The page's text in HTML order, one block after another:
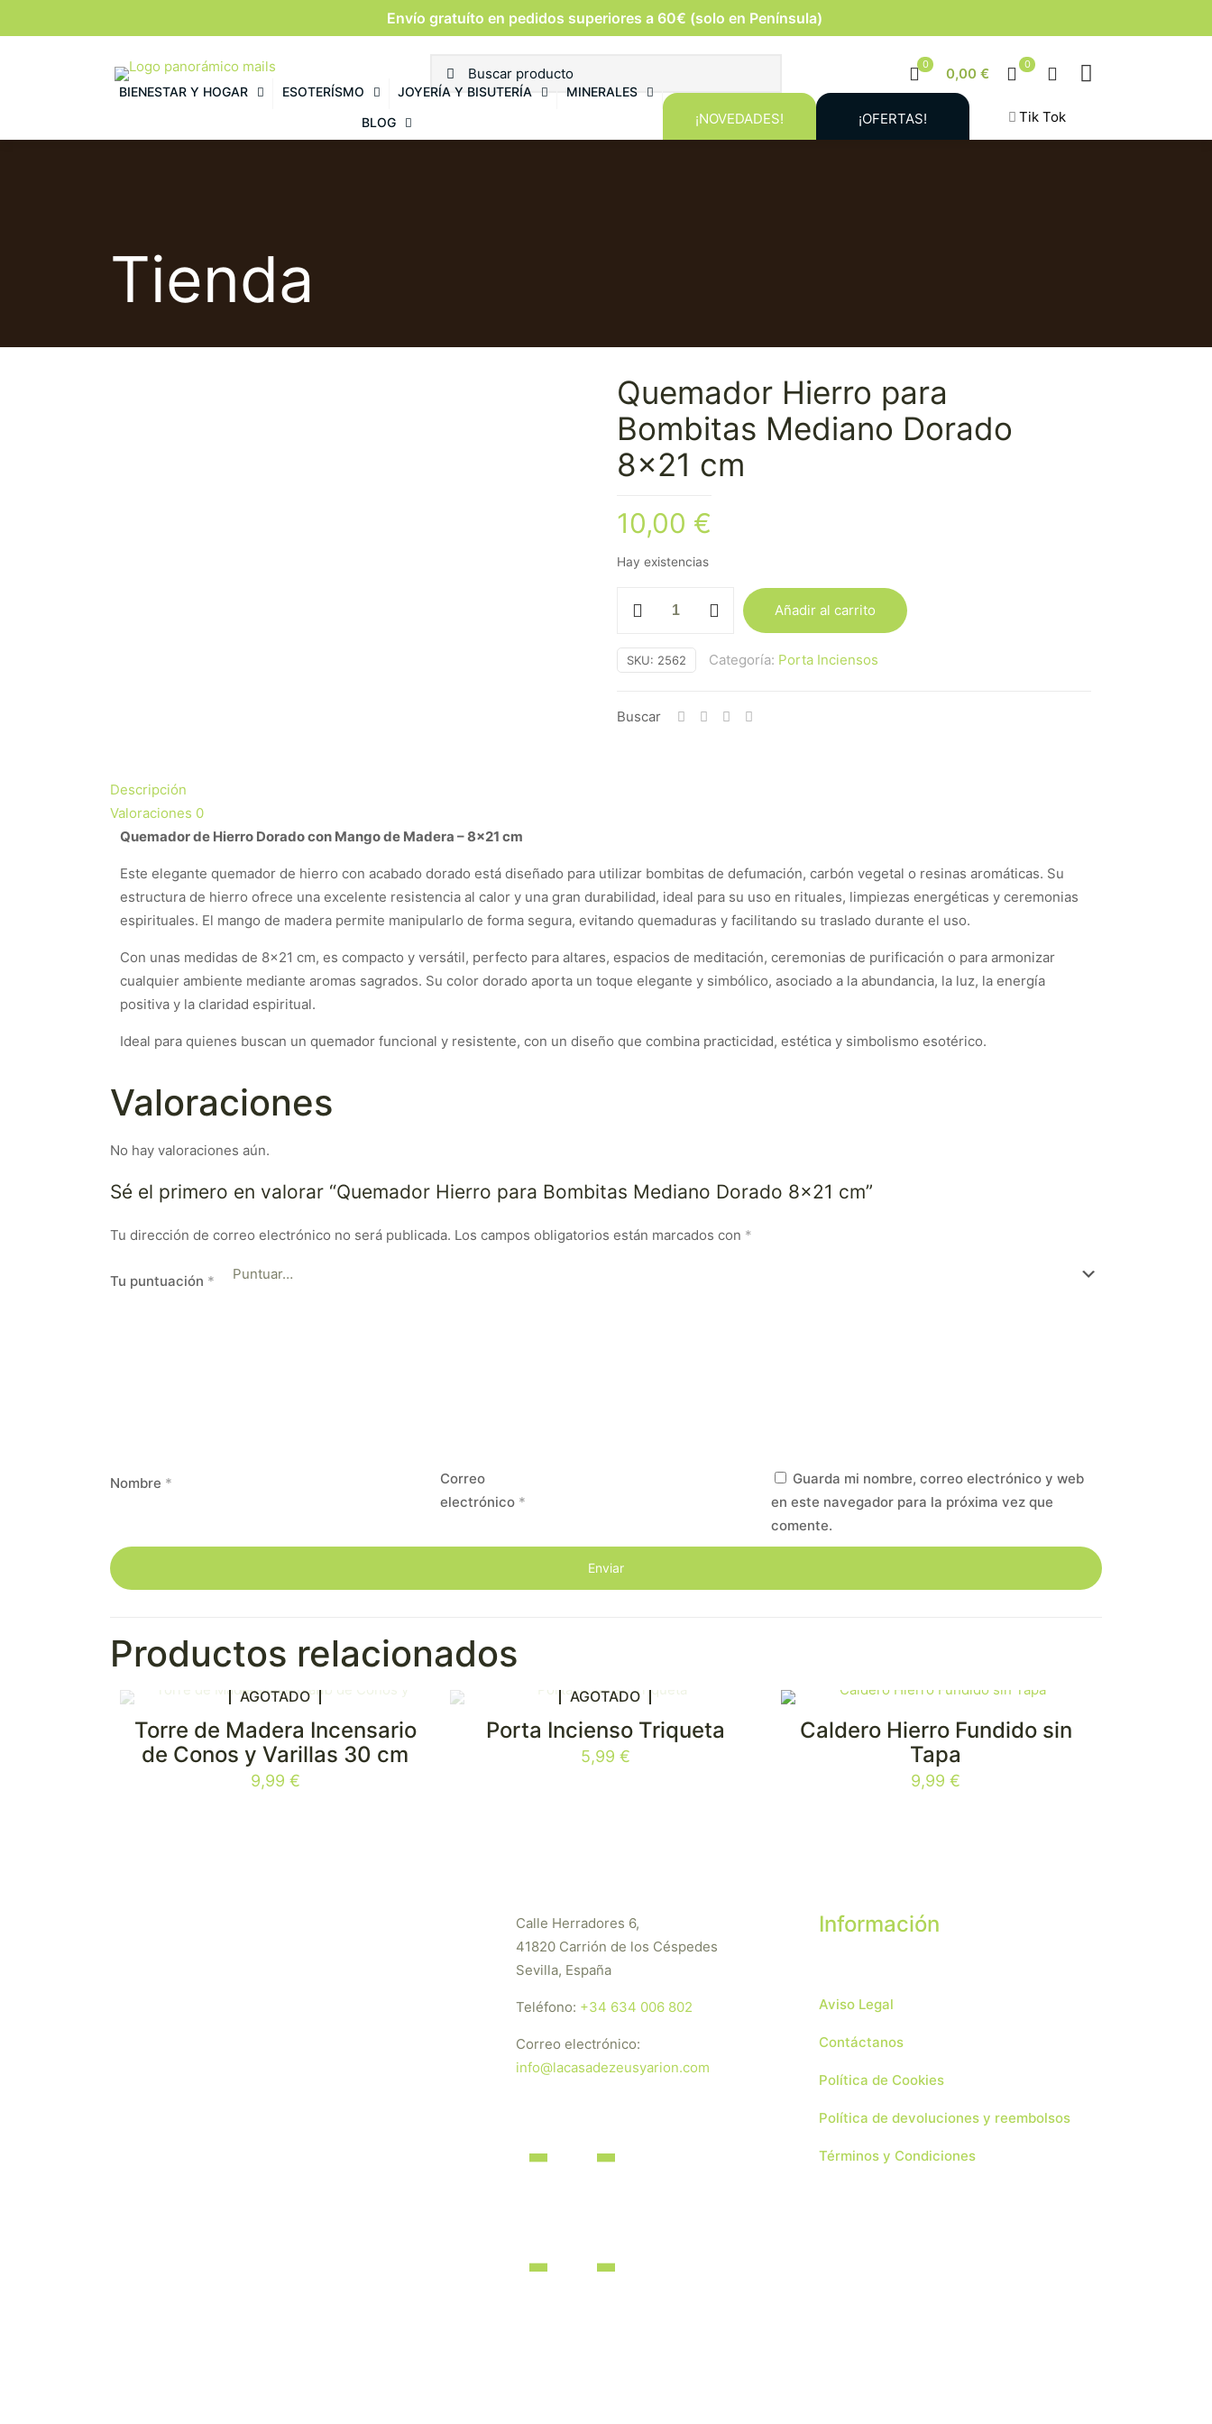
Envío gratuíto en pedidos superiores a 60€ (solo en Península)
0
0,00 €
0
BIENESTAR Y HOGAR ESOTERÍSMO JOYERÍA Y BISUTERÍA
MINERALES
BLOG
¡NOVEDADES! ¡OFERTAS! Tik Tok
Tienda
Quemador Hierro para
Bombitas Mediano Dorado
8×21 cm
10,00 €
Hay existencias
Hierro
para
Bombitas
Dorado
Añadir al carrito
SKU: 2562 Categoría: Porta Inciensos
Buscar
Descripción
Valoraciones 0
Quemador de Hierro Dorado con Mango de Madera – 8×21 cm
Este elegante quemador de hierro con acabado dorado está diseñado para utilizar bombitas de defumación, carbón vegetal o resinas aromáticas. Su
estructura de hierro ofrece una excelente resistencia al calor y una gran durabilidad, ideal para su uso en rituales, limpiezas energéticas y ceremonias
espirituales. El mango de madera permite manipularlo de forma segura, evitando quemaduras y facilitando su traslado durante el uso.
Con unas medidas de 8×21 cm, es compacto y versátil, perfecto para altares, espacios de meditación, ceremonias de purificación o para armonizar
cualquier ambiente mediante aromas sagrados. Su color dorado aporta un toque elegante y simbólico, asociado a la abundancia, la luz, la energía
positiva y la claridad espiritual.
Ideal para quienes buscan un quemador funcional y resistente, con un diseño que combina practicidad, estética y simbolismo esotérico.
Valoraciones
No hay valoraciones aún.
Sé el primero en valorar “Quemador Hierro para Bombitas Mediano Dorado 8×21 cm”
Tu dirección de correo electrónico no será publicada. Los campos obligatorios están marcados con *
Tu puntuación *
Nombre *
Correo
electrónico *
Guarda mi nombre, correo electrónico y web
en este navegador para la próxima vez que
comente.
Productos relacionados
AGOTADO
Torre de Madera Incensario
de Conos y Varillas 30 cm
9,99 €
AGOTADO
Porta Incienso Triqueta
5,99 €
Caldero Hierro Fundido sin
Tapa
9,99€
Calle Herradores 6,
41820 Carrión de los Céspedes
Sevilla, España
Teléfono: +34 634 006 802
Correo electrónico:
info@lacasadezeusyarion.com
Información
Aviso Legal
Contáctanos
Política de Cookies
Política de devoluciones y reembolsos
Términos y Condiciones